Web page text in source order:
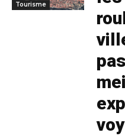
Tourisme